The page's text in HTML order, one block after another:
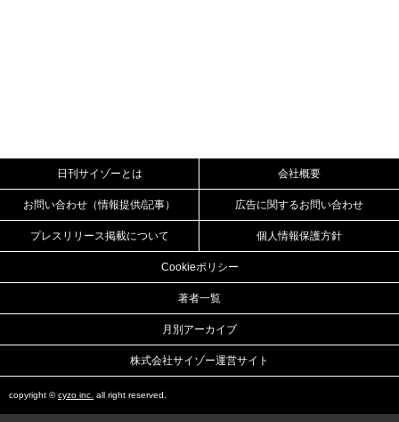
日刊サイゾーとは 会社概要
お問い合わせ（情報提供/記事） 広告に関するお問い合わせ
プレスリリース掲載について 個人情報保護方針
Cookieポリシー
著者一覧
月別アーカイブ
株式会社サイゾー運営サイト
copyright ©cyzo inc. all right reserved.